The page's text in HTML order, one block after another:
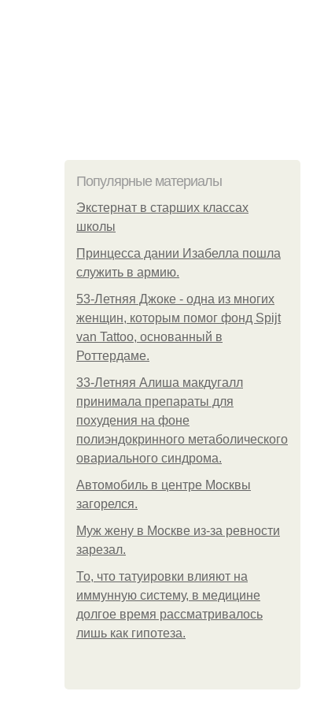
Популярные материалы
Экстернат в старших классах
школы
Принцесса дании Изабелла пошла
служить в армию.
53-Летняя Джоке - одна из многих
женщин, которым помог фонд Spijt
van Tattoo, основанный в
Роттердаме.
33-Летняя Алиша макдугалл
принимала препараты для
похудения на фоне
полиэндокринного метаболического
овариального синдрома.
Автомобиль в центре Москвы
загорелся.
Mуж жену в Москве из-за ревности
зарезал.
То, что татуировки влияют на
иммунную систему, в медицине
долгое время рассматривалось
лишь как гипотеза.